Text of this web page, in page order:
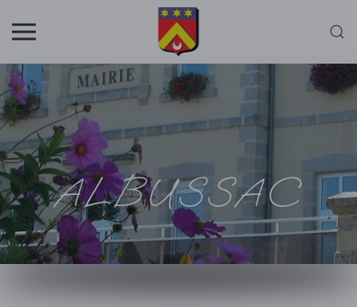
Skip to main content
ALBUSSAC